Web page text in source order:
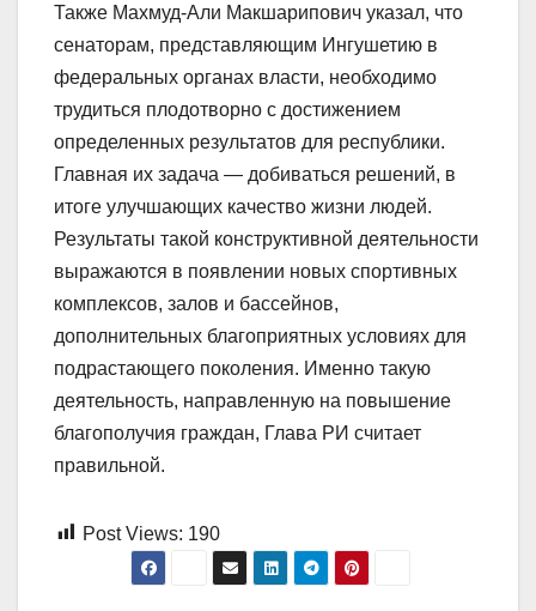
Также Махмуд-Али Макшарипович указал, что
сенаторам, представляющим Ингушетию в
федеральных органах власти, необходимо
трудиться плодотворно с достижением
определенных результатов для республики.
Главная их задача — добиваться решений, в
итоге улучшающих качество жизни людей.
Результаты такой конструктивной деятельности
выражаются в появлении новых спортивных
комплексов, залов и бассейнов,
дополнительных благоприятных условиях для
подрастающего поколения. Именно такую
деятельность, направленную на повышение
благополучия граждан, Глава РИ считает
правильной.
Post Views: 190